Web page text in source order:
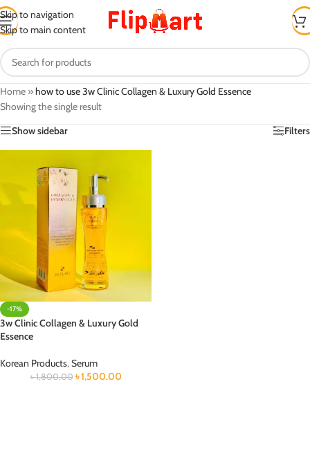
Skip to navigation
Skip to main content
Home »how to use 3w Clinic Collagen & Luxury Gold Essence
Showing the single result
Show sidebar
Filters
-17%
3w Clinic Collagen & Luxury Gold
Essence
Korean Products,Serum
৳1,800.00 ৳1,500.00